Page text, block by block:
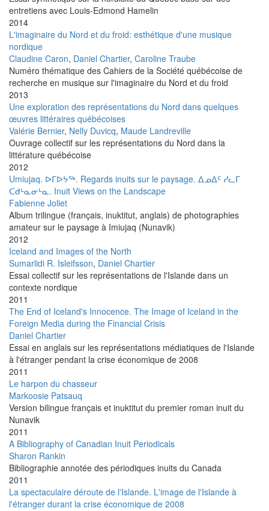
entretiens avec Louis-Edmond Hamelin
2014
L'imaginaire du Nord et du froid: esthétique d'une musique
nordique
Claudine Caron, Daniel Chartier, Caroline Traube
Numéro thématique des Cahiers de la Société québécoise de
recherche en musique sur l'imaginaire du Nord et du froid
2013
Une exploration des représentations du Nord dans quelques
œuvres littéraires québécoises
Valérie Bernier, Nelly Duvicq, Maude Landreville
Ouvrage collectif sur les représentations du Nord dans la
littérature québécoise
2012
Umiujaq. ᐅᒥᐅᔭᖅ. Regards inuits sur le paysage. ᐃᓄᐃᑦ ᓯᓚᒥ
ᑕᑯᒡᓇᓂᒡᓇ. Inuit Views on the Landscape
Fabienne Joliet
Album trilingue (français, inuktitut, anglais) de photographies
amateur sur le paysage à Imiujaq (Nunavik)
2012
Iceland and Images of the North
Sumarlidi R. Isleifsson, Daniel Chartier
Essai collectif sur les représentations de l'Islande dans un
contexte nordique
2011
The End of Iceland's Innocence. The Image of Iceland in the
Foreign Media during the Financial Crisis
Daniel Chartier
Essai en anglais sur les représentations médiatiques de l'Islande
à l'étranger pendant la crise économique de 2008
2011
Le harpon du chasseur
Markoosie Patsauq
Version bilingue français et inuktitut du premier roman inuit du
Nunavik
2011
A Bibliography of Canadian Inuit Periodicals
Sharon Rankin
Bibliographie annotée des périodiques inuits du Canada
2011
La spectaculaire déroute de l'Islande. L'image de l'Islande à
l'étranger durant la crise économique de 2008